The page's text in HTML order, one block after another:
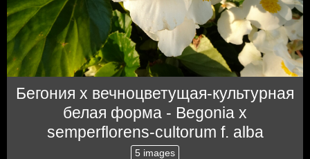
Бегония x вечноцветущая-культурная
белая форма - Begonia x
semperflorens-cultorum f. alba
5 images